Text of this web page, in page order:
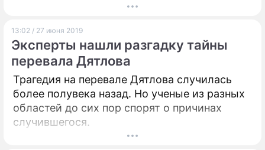
своим долгом подойти и выразить
Михаилу Ефремову.
13:02 / 27 июня 2019
Эксперты нашли разгадку тайны
перевала Дятлова
Трагедия на перевале Дятлова случилась
более полувека назад. Но ученые из разных
областей до сих пор спорят о причинах
случившегося.